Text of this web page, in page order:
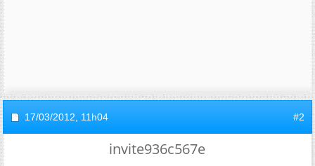
17/03/2012, 11h04 #2
invite936c567e